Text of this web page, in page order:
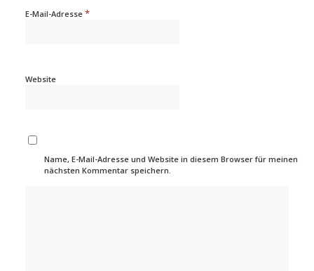
E-Mail-Adresse *
Website
Name, E-Mail-Adresse und Website in diesem Browser für meinen
nächsten Kommentar speichern.